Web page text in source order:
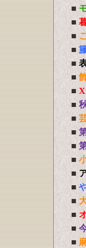
■
■
■
■
■
■
■
■
■
■
■
■
■
■
■
■
■
■